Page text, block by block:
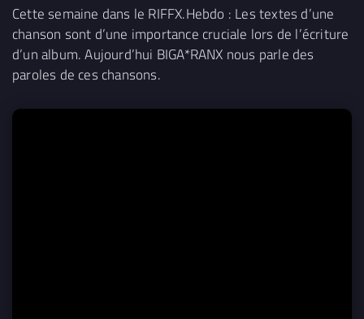
Cette semaine dans le RIFFX.Hebdo : Les textes d’une
chanson sont d’une importance cruciale lors de l’écriture
d’un album. Aujourd’hui BIGA*RANX nous parle des
paroles de ces chansons.